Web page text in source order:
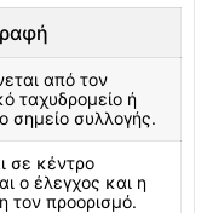
από τον
ταχυδρομείο ή
σημείο συλλογής.
σε κέντρο
ο έλεγχος και η
τον προορισμό.